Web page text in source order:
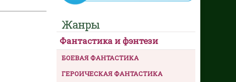
Жанры
Фантастика и фэнтези
БОЕВАЯ ФАНТАСТИКА
ГЕРОИЧЕСКАЯ ФАНТАСТИКА